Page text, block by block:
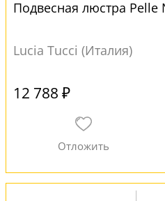
Подвесная люстра Pelle
Lucia Tucci (Италия)
12 788 ₽